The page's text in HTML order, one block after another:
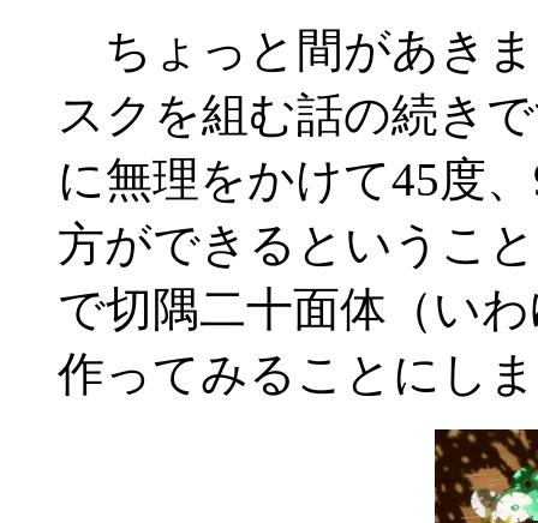
ちょっと間があき
スクを組む話の続き
に無理をかけて45度
方ができるというこ
で切隅二十面体（い
作ってみることにし